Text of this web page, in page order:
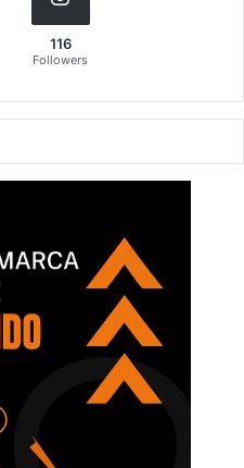
116
Followers